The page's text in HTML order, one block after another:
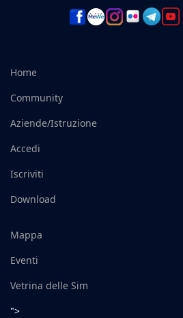
Home
Community
Aziende/Istruzione
Accedi
Iscriviti
Download
Mappa
Eventi
Vetrina delle Sim
">